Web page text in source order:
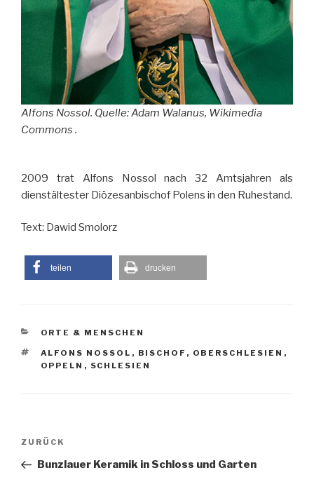
Alfons Nossol. Quelle:Adam Walanus, Wikimedia
Commons .
2009 trat Alfons Nossol nach 32 Amtsjahren als
dienstältester Diözesanbischof Polens in den Ruhestand.
Text: Dawid Smolorz
teilen drucken
KATEGORIEN
ORTE & MENSCHEN
SCHLAGWÖRTER
ALFONS NOSSOL , BISCHOF , OBERSCHLESIEN ,
OPPELN , SCHLESIEN
Vorheriger
Beitrag
ZURÜCK
Bunzlauer Keramik in Schloss und Garten